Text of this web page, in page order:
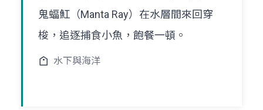
鬼蝠魟（Manta Ray）在水層間來回穿
梭，追逐捕食小魚，飽餐一頓。
水下與海洋